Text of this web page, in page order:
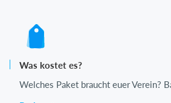
Was kostet es?
Welches Paket braucht euer Verein?